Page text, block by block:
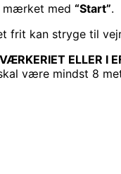
mærket med “Start”.
frit kan stryge til
ELLER I
være mindst 8